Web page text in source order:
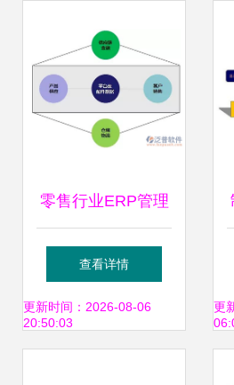
零售行业ERP管理
系统 供应链管理服
务的核心引擎与变
查看详情
更新时间：2026-08-06
20:50:03
更